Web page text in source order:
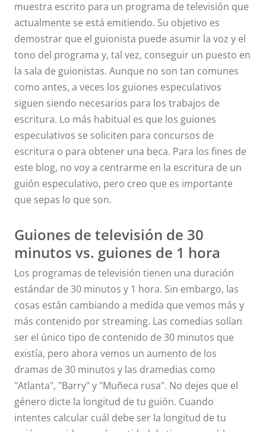
muestra escrito para un programa de televisión que
actualmente se está emitiendo. Su objetivo es
demostrar que el guionista puede asumir la voz y el
tono del programa y, tal vez, conseguir un puesto en
la sala de guionistas. Aunque no son tan comunes
como antes, a veces los guiones especulativos
siguen siendo necesarios para los trabajos de
escritura. Lo más habitual es que los guiones
especulativos se soliciten para concursos de
escritura o para obtener una beca. Para los fines de
este blog, no voy a centrarme en la escritura de un
guión especulativo, pero creo que es importante
que sepas lo que son.
Guiones de televisión de 30
minutos vs. guiones de 1 hora
Los programas de televisión tienen una duración
estándar de 30 minutos y 1 hora. Sin embargo, las
cosas están cambiando a medida que vemos más y
más contenido por streaming. Las comedias solían
ser el único tipo de contenido de 30 minutos que
existía, pero ahora vemos un aumento de los
dramas de 30 minutos y las dramedias como
"Atlanta", "Barry" y "Muñeca rusa". No dejes que el
género dicte la longitud de tu guión. Cuando
intentes calcular cuál debe ser la longitud de tu